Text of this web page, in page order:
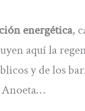
energética,
aquí la
y de los
Anoeta…